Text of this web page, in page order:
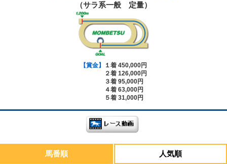
（サラ系一般 定量）
【賞金】
１着 450,000円
２着 126,000円
３着 95,000円
４着 63,000円
５着 31,000円
馬番順 人気順